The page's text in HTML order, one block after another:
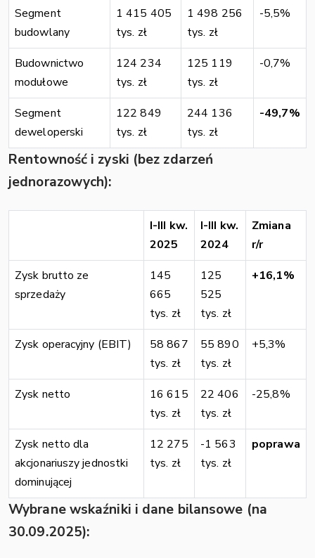
Segment
budowlany
1 415 405
tys. zł
1 498 256
tys. zł
-5,5%
Budownictwo
modułowe
124 234
tys. zł
125 119
tys. zł
-0,7%
Segment
deweloperski
122 849
tys. zł
244 136
tys. zł
-49,7%
Rentowność i zyski (bez zdarzeń
jednorazowych):
I-III kw.
2025
I-III kw.
2024
Zmiana
r/r
Zysk brutto ze
sprzedaży
145
665
tys. zł
125
525
tys. zł
+16,1%
Zysk operacyjny (EBIT)
58 867
tys. zł
55 890
tys. zł
+5,3%
Zysk netto
16 615
tys. zł
22 406
tys. zł
-25,8%
Zysk netto dla
akcjonariuszy jednostki
dominującej
12 275
tys. zł
-1 563
tys. zł
poprawa
Wybrane wskaźniki i dane bilansowe (na
30.09.2025):